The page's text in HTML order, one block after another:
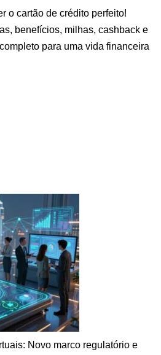
o cartão de crédito perfeito!
benefícios, milhas, cashback e
para uma vida financeira
Novo marco regulatório e